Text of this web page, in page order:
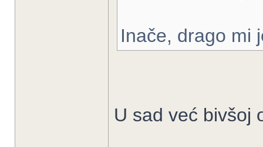
Inače, drago mi
U sad već bivšoj